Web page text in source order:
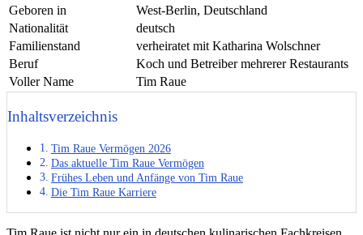
Geboren in
West-Berlin, Deutschland
Nationalität
deutsch
Familienstand
verheiratet mit Katharina Wolschner
Beruf
Koch und Betreiber mehrerer Restaurants
Voller Name
Tim Raue
Inhaltsverzeichnis
Tim Raue Vermögen 2026
Das aktuelle Tim Raue Vermögen
Frühes Leben und Anfänge von Tim Raue
Die Tim Raue Karriere